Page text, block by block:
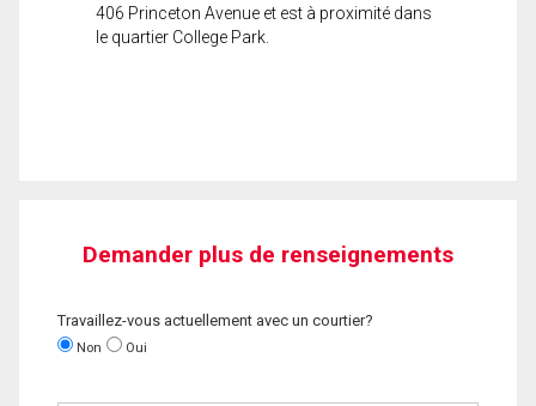
406 Princeton Avenue et est à proximité dans
le quartier College Park.
Demander plus de renseignements
Travaillez-vous actuellement avec un courtier?
Non Oui